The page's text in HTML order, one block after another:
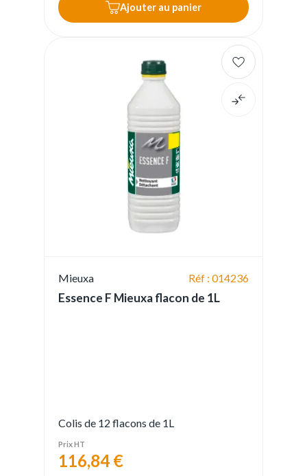
Ajouter au panier
Mieuxa Réf : 014236
Essence F Mieuxa flacon de 1L
Colis de 12 flacons de 1L
Prix HT
116,84 €